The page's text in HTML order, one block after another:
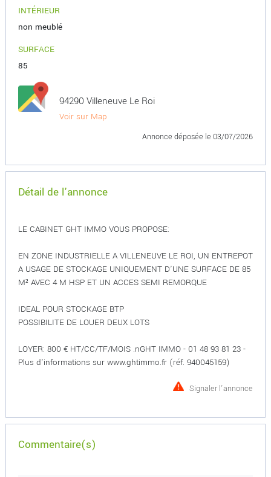
INTÉRIEUR
non meublé
SURFACE
85
94290 Villeneuve Le Roi
Voir sur Map
Annonce déposée le 03/07/2026
Détail de l'annonce
LE CABINET GHT IMMO VOUS PROPOSE:
EN ZONE INDUSTRIELLE A VILLENEUVE LE ROI, UN ENTREPOT
A USAGE DE STOCKAGE UNIQUEMENT D'UNE SURFACE DE 85
M² AVEC 4 M HSP ET UN ACCES SEMI REMORQUE
IDEAL POUR STOCKAGE BTP
POSSIBILITE DE LOUER DEUX LOTS
LOYER: 800 € HT/CC/TF/MOIS .nGHT IMMO - 01 48 93 81 23 -
Plus d'informations sur www.ghtimmo.fr (réf. 940045159)
Signaler l'annonce
Commentaire(s)